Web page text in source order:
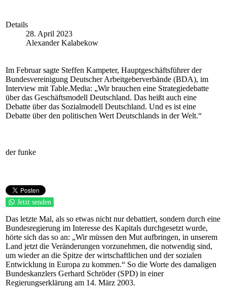
Details
28. April 2023
Alexander Kalabekow
Im Februar sagte Steffen Kampeter, Hauptgeschäftsführer der
Bundesvereinigung Deutscher Arbeitgeberverbände (BDA), im
Interview mit Table.Media: „Wir brauchen eine Strategiedebatte
über das Geschäftsmodell Deutschland. Das heißt auch eine
Debatte über das Sozialmodell Deutschland. Und es ist eine
Debatte über den politischen Wert Deutschlands in der Welt.“
der funke
Jetzt senden
Das letzte Mal, als so etwas nicht nur debattiert, sondern durch eine
Bundesregierung im Interesse des Kapitals durchgesetzt wurde,
hörte sich das so an: „Wir müssen den Mut aufbringen, in unserem
Land jetzt die Veränderungen vorzunehmen, die notwendig sind,
um wieder an die Spitze der wirtschaftlichen und der sozialen
Entwicklung in Europa zu kommen.“ So die Worte des damaligen
Bundeskanzlers Gerhard Schröder (SPD) in einer
Regierungserklärung am 14. März 2003.